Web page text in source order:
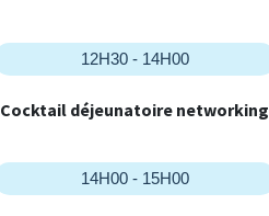
12H30 - 14H00
Cocktail déjeunatoire networking
14H00 - 15H00